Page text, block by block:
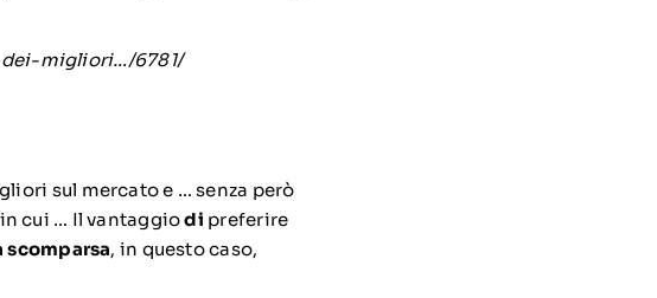
migliori…/6781/
sul mercato e … senza però
cui … Il vantaggiodi preferire
scomparsa, in questo caso,